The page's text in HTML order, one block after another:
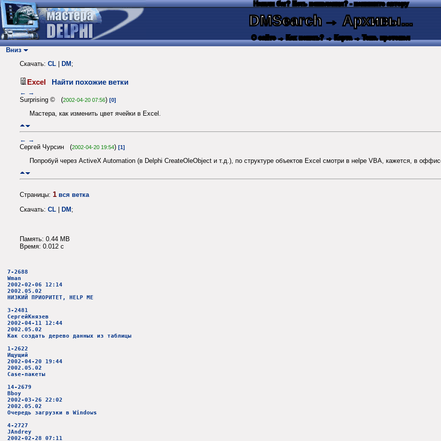
Нашли баг? Есть пожелания? - напишите автору
DMSearch→ Архивы...
О сайте → Как искать? → Карта → Текс. протокол
Вниз
Скачать: CL DM ;
Excel Найти похожие ветки
← →
Surprising © (2002-04-20 07:56) [0]
Мастера, как изменить цвет ячейки в Excel.
← →
Сергей Чурсин (2002-04-20 19:54) [1]
Попробуй через ActiveX Automation (в Delphi CreateOleObject и т.д.), по структуре объектов Excel смотри в неlpe VBA, кажется, в
Страницы: 1 вся ветка
Скачать: CL DM ;
Память: 0.44 MB
Время: 0.012 c
7-2688
Wman
2002-02-06 12:14
2002.05.02
НИЗКИЙ ПРИОРИТЕТ, HELP ME
3-2481
СергейКнязев
2002-04-11 12:44
2002.05.02
Как создать дерево данных из таблицы
1-2622
Ищущий
2002-04-20 19:44
2002.05.02
Case-пакеты
14-2679
Bboy
2002-03-26 22:02
2002.05.02
Очередь загрузки в Windows
4-2727
JAndrey
2002-02-28 07:11